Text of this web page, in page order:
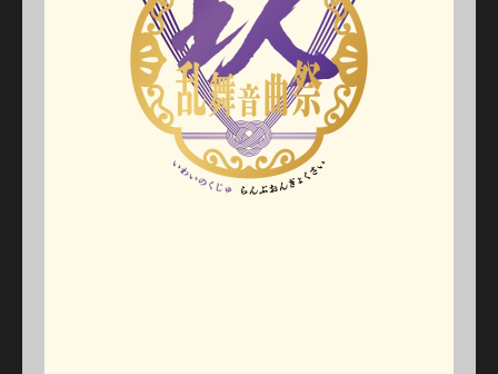
加州清光 単騎出陣 極
髭切 単騎出陣 ～夢幻泡影～
江 おん すていじ かうんとだうんぱーてぃー